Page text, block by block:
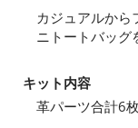
カジュアルから
ニトートバッグ
キット内容
革パーツ合計6